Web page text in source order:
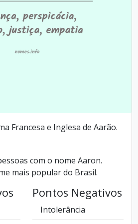
Francesa e Inglesa de Aarão.
com o nome Aaron.
mais popular do Brasil.
Pontos Negativos
Intolerância